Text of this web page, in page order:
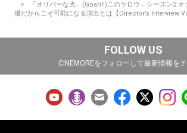
「オリバーな犬、(Gosh!!)このヤロウ」シーズン2
優だからこそ可能になる演出とは【Director’s Interview
FOLLOW US
CINEMOREをフォローして最新情報を